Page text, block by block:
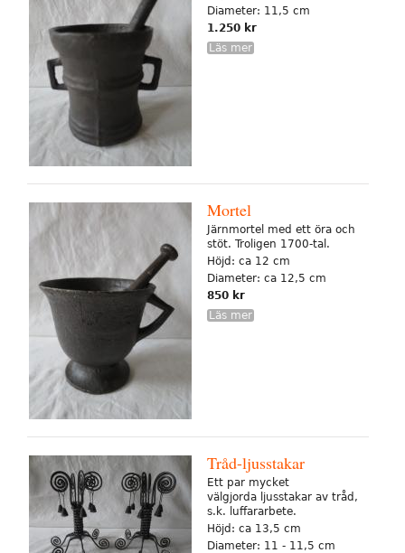
Diameter: 11,5 cm
1.250 kr
Läs mer
Mortel
Järnmortel med ett öra och
stöt. Troligen 1700-tal.
Höjd: ca 12 cm
Diameter: ca 12,5 cm
850 kr
Läs mer
Tråd-ljusstakar
Ett par mycket
välgjorda ljusstakar av tråd,
s.k. luffararbete.
Höjd: ca 13,5 cm
Diameter: 11 - 11,5 cm